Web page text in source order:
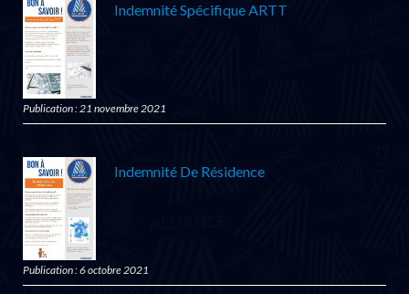
Indemnité Spécifique ARTT
Publication : 21 novembre 2021
Indemnité De Résidence
Publication : 6 octobre 2021